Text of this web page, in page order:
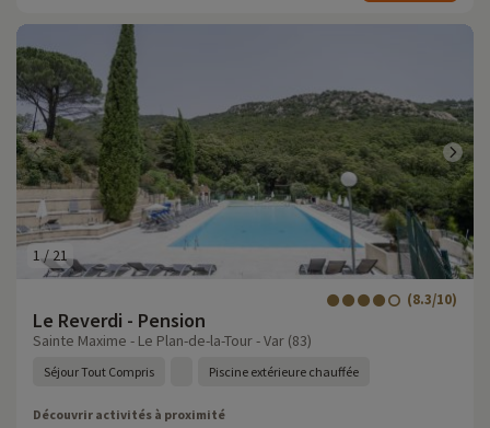
1/21
Le Reverdi - Pension
(8.3/10)
Sainte Maxime - Le Plan-de-la-Tour - Var (83)
Séjour Tout Compris Piscine extérieure chauffée
Découvrir activités à proximité